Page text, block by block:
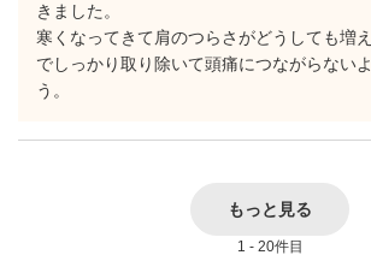
きました。
寒くなってきて肩のつらさがどうしても増
でしっかり取り除いて頭痛につながらない
う。
もっと見る
1 - 20件目